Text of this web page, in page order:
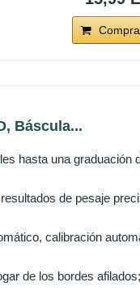
Báscula...
hasta una graduación
de pesaje
calibración
de los bordes